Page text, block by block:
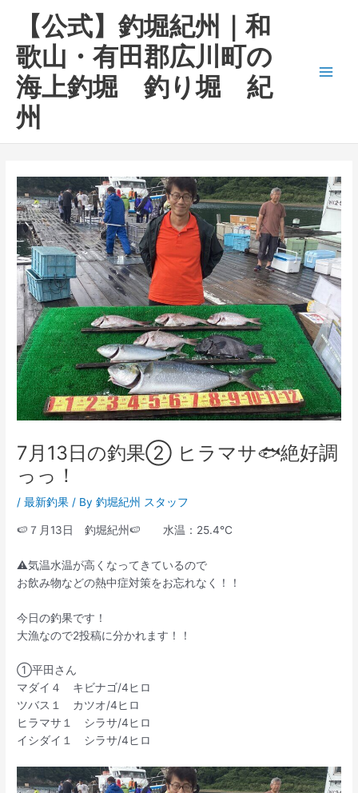
【公式】釣堀紀州｜和
歌山・有田郡広川町の
海上釣堀 釣り堀 紀
州
7月13日の釣果② ヒラマサ🐟絶好調
っっ！
/最新釣果 / By釣堀紀州 スタッフ
🍉７月13日 釣堀紀州🍉 水温：25.4℃
⚠気温水温が高くなってきているので
お飲み物などの熱中症対策をお忘れなく！！
今日の釣果です！
大漁なので2投稿に分かれます！！
①平田さん
マダイ４ キビナゴ/4ヒロ
ツバス１ カツオ/4ヒロ
ヒラマサ１ シラサ/4ヒロ
イシダイ１ シラサ/4ヒロ